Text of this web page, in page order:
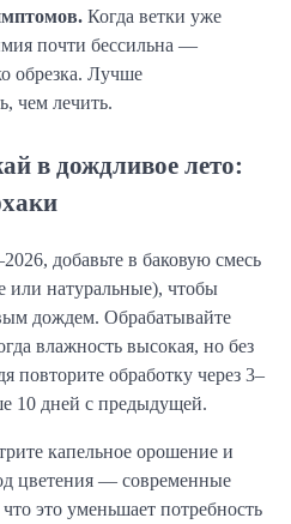
Когда ветки уже
почти бессильна —
обрезка. Лучше
чем лечить.
в дождливое лето:
добавьте в баковую смесь
или натуральные), чтобы
дождем. Обрабатывайте
влажность высокая, но без
повторите обработку через 3–
10 дней с предыдущей.
капельное орошение и
цветения — современные
это уменьшает потребность